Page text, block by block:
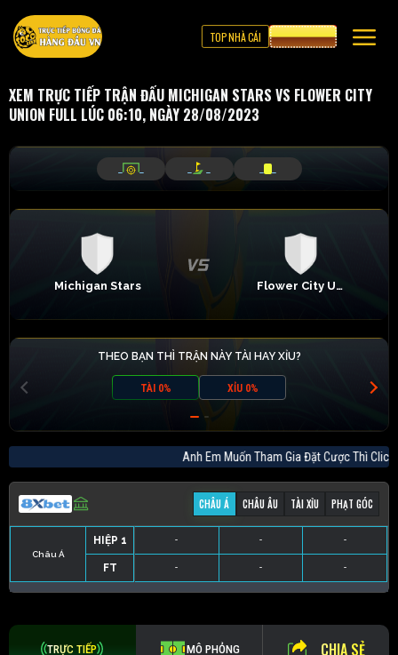
TOP NHÀ CÁI CƯỢC 8XBET
XEM TRỰC TIẾP TRẬN ĐẤU MICHIGAN STARS VS FLOWER CITY
UNION FULL LÚC 06:10, NGÀY 28/08/2023
_ _
Michigan Stars Flower City Union
THEO BẠN THÌ TRẬN NÀY TÀI HAY XỈU?
TÀI 0% XỈU 0%
Anh Em Muốn Tham Gia Đặt Cược
CHÂU Á CHÂU ÂU TÀI XỈU PHẠT GÓC
Châu Á
HIỆP 1
FT
- - -
- - -
FT - - -
TRỰC TIẾP MÔ PHỎNG CHIA SẺ